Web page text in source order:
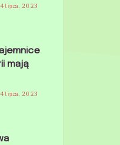
lipca, 2023
mają
lipca, 2023